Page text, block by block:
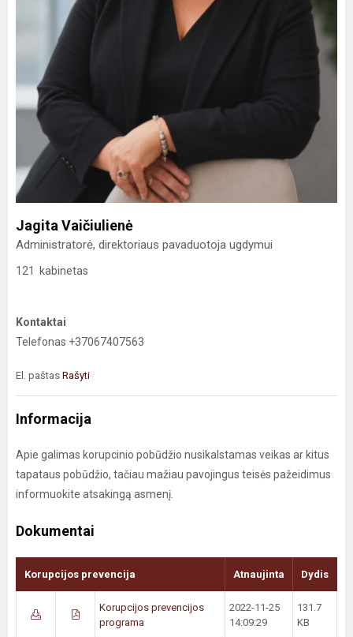
Jagita Vaičiulienė
Administratorė, direktoriaus pavaduotoja ugdymui
121 kabinetas
Kontaktai
Telefonas +37067407563
El. paštas Rašyti
Informacija
Apie galimas korupcinio pobūdžio nusikalstamas veikas ar kitus
tapataus pobūdžio, tačiau mažiau pavojingus teisės pažeidimus
informuokite atsakingą asmenį.
Dokumentai
Korupcijos prevencija Atnaujinta Dydis
Korupcijos prevencijos
programa
2022-11-25
14:09:29
131.7
KB